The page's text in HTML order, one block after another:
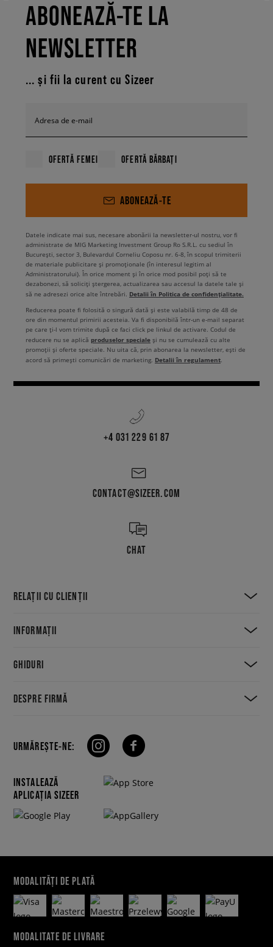
ABONEAZĂ-TE LA
NEWSLETTER
... și fii la curent cu Sizeer
Adresa de e-mail
OFERTĂ FEMEI OFERTĂ BĂRBAȚI
ABONEAZĂ-TE
Datele indicate mai sus, necesare abonării la newsletter-ul nostru, vor fi
administrate de MIG Marketing Investment Group Ro S.R.L. cu sediul în
București, sector 3, Bulevardul Corneliu Coposu nr. 6-8, în scopul trimiterii
de materiale publicitare și promoționale (în interesul legitim al
Administratorului). În orice moment și în orice mod posibil poți să te
dezabonezi, să soliciți ștergerea, actualizarea sau accesul la datele tale și
să ne adresezi orice alte întrebări. Detalii în Politica de confidențialitate.
Reducerea poate fi folosită o singură dată și este valabilă timp de 48 de
ore din momentul primirii acesteia. Va fi disponibilă într-un e-mail separat
pe care ți-l vom trimite după ce faci click pe linkul de activare. Codul de
reducere nu se aplică produselor speciale și nu se cumulează cu alte
promoții și oferte speciale. Nu uita că, prin abonarea la newsletter, ești de
acord să primești comunicări de marketing. Detalii în regulament.
+4 031 229 61 87
CONTACT@SIZEER.COM
CHAT
RELAȚII CU CLIENȚII
INFORMAȚII
GHIDURI
DESPRE FIRMĂ
URMĂREȘTE-NE:
INSTALEAZĂ
APLICAȚIA SIZEER
MODALITĂȚI DE PLATĂ
MODALITATE DE LIVRARE